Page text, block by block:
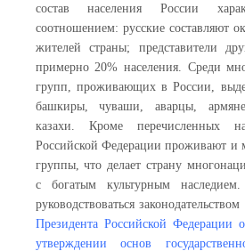
состав населения России
соотношением: русские составляют
жителей страны; представители
примерно 20% населения. Среди
групп, проживающих в России,
башкиры, чуваши, аварцы,
казахи. Кроме перечисленных
Российской Федерации проживают и
группы, что делает страну
с богатым культурным наследием.
руководствоваться
Президента Российской
утверждении основ